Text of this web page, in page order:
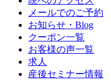
メールでのご予約
お知らせ・Blog
クーポン一覧
お客様の声一覧
求人
産後セミナー情報